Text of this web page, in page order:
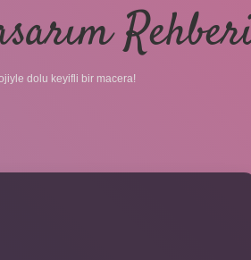
dolu keyifli bir macera!